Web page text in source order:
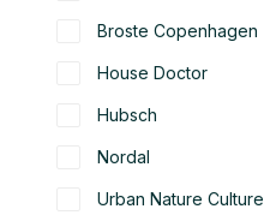
Broste Copenhagen
House Doctor
Hubsch
Nordal
Urban Nature Culture